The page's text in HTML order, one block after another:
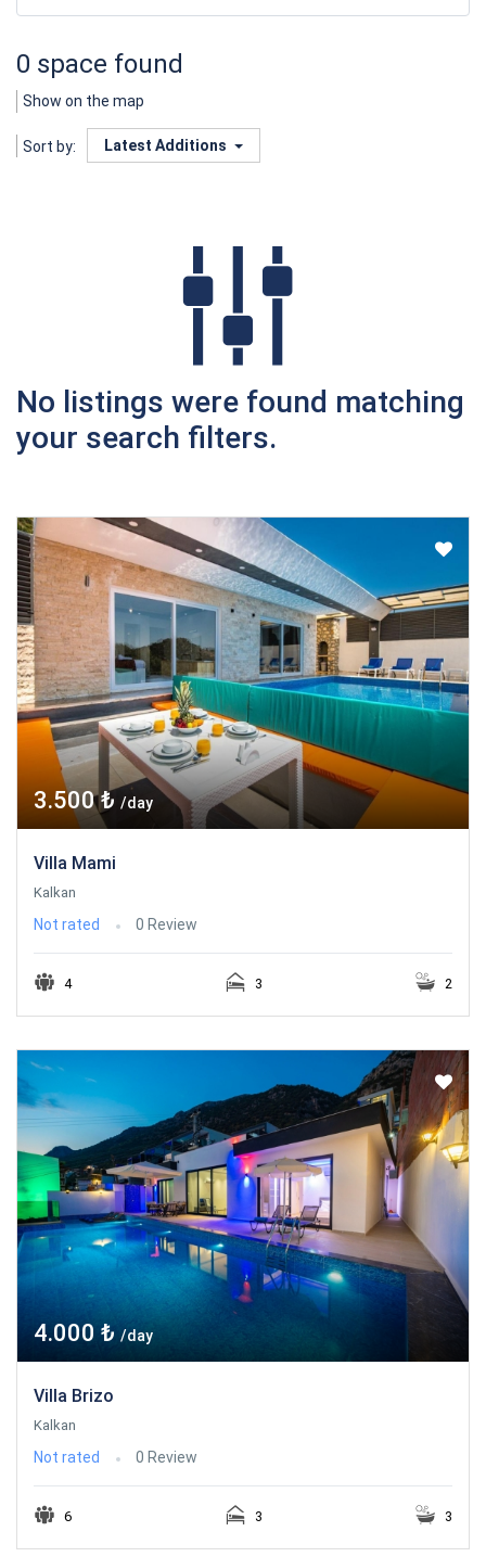
0 space found
Show on the map
Sort by: Latest Additions
No listings were found matching
your search filters.
3.500 ₺ /day
Villa Mami
Kalkan
Not rated 0 Review
4 3 2
4.000 ₺/day
Villa Brizo
Kalkan
Not rated 0 Review
6 3 3